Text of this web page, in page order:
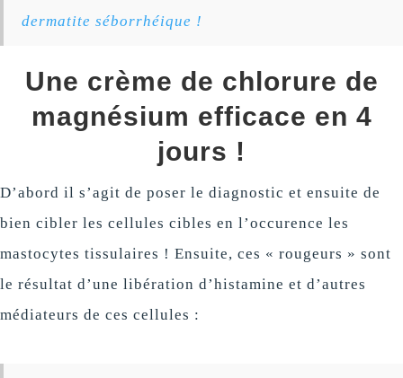
dermatite séborrhéique !
Une crème de chlorure de
magnésium efficace en 4
jours !
D’abord il s’agit de poser le diagnostic et ensuite de
bien cibler les cellules cibles en l’occurence les
mastocytes tissulaires ! Ensuite, ces « rougeurs » sont
le résultat d’une libération d’histamine et d’autres
médiateurs de ces cellules :